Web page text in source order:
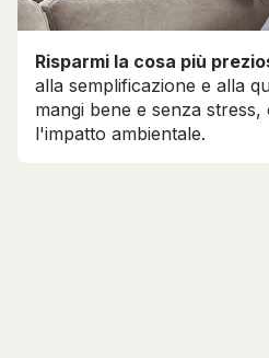
Risparmi la cosa più
alla semplificazione e alla
mangi bene e senza
l'impatto ambientale.